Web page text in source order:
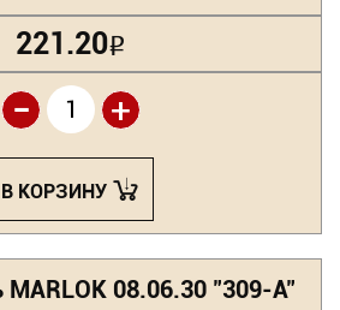
221.20Р
+
-
В КОРЗИНУ
MARLOK 08.06.30 "309-A"